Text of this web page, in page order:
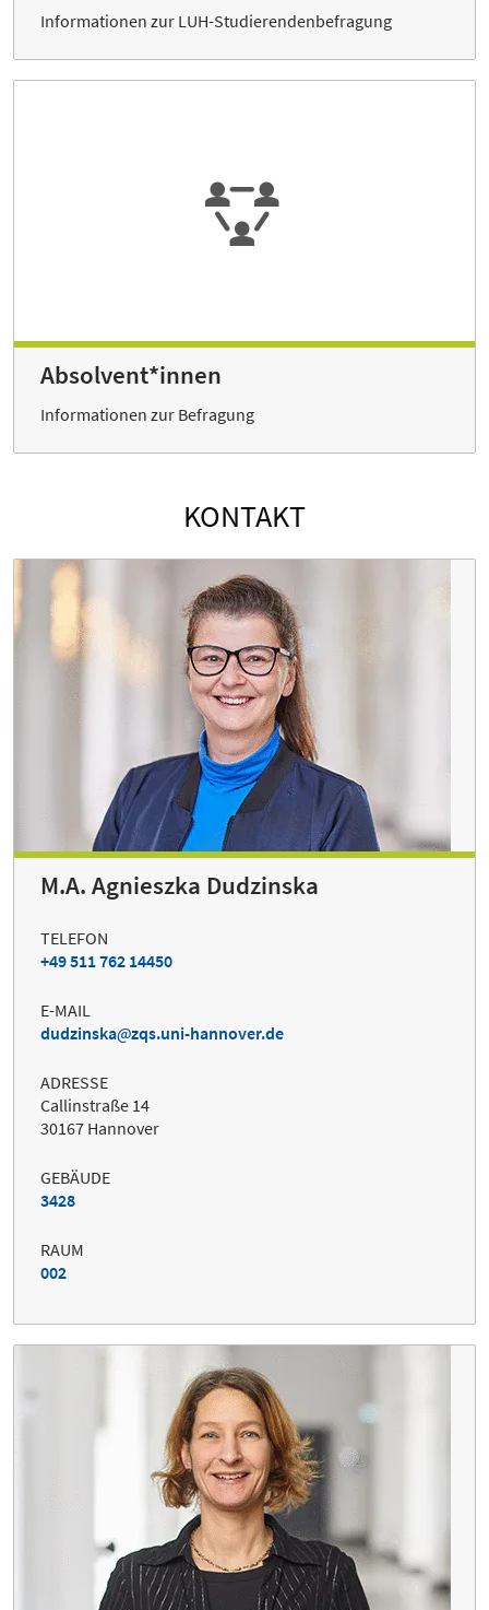
Informationen zur LUH-Studierendenbefragung
Absolvent*innen
Informationen zur Befragung
KONTAKT
M.A. Agnieszka Dudzinska
TELEFON
+49 511 762 14450
E-MAIL
dudzinska
zqs.uni-hannover.de
ADRESSE
Callinstraße 14
30167 Hannover
GEBÄUDE
3428
RAUM
002